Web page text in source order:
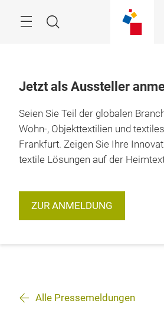
Suche
Jetzt als Aussteller
Seien Sie Teil der globalen
Wohn-, Objekttextilien und
Frankfurt. Zeigen Sie Ihre
textile Lösungen auf der
ZUR ANMELDUNG
Alle Pressemeldungen